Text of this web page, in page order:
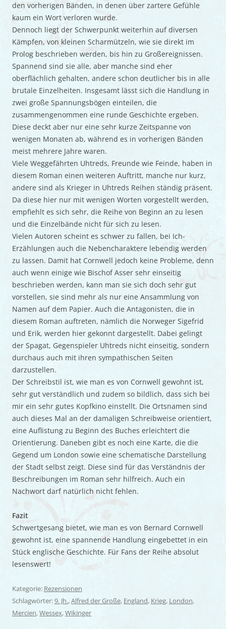
den vorherigen Bänden, in denen über zartere Gefühle
kaum ein Wort verloren wurde.
Dennoch liegt der Schwerpunkt weiterhin auf diversen
Kämpfen, von kleinen Scharmützeln, wie sie direkt im
Prolog beschrieben werden, bis hin zu Großereignissen.
Spannend sind sie alle, aber manche sind eher
oberflächlich gehalten, andere schon deutlicher bis in alle
brutale Einzelheiten. Insgesamt lässt sich die Handlung in
zwei große Spannungsbögen einteilen, die
zusammengenommen eine runde Geschichte ergeben.
Diese deckt aber nur eine sehr kurze Zeitspanne von
wenigen Monaten ab, während es in vorherigen Bänden
meist mehrere Jahre waren.
Viele Weggefährten Uhtreds, Freunde wie Feinde, haben in
diesem Roman einen weiteren Auftritt, manche nur kurz,
andere sind als Krieger in Uhtreds Reihen ständig präsent.
Da diese hier nur mit wenigen Worten vorgestellt werden,
empfiehlt es sich sehr, die Reihe von Beginn an zu lesen
und die Einzelbände nicht für sich zu lesen.
Vielen Autoren scheint es schwer zu fallen, bei Ich-
Erzählungen auch die Nebencharaktere lebendig werden
zu lassen. Damit hat Cornwell jedoch keine Probleme, denn
auch wenn einige wie Bischof Asser sehr einseitig
beschrieben werden, kann man sie sich doch sehr gut
vorstellen, sie sind mehr als nur eine Ansammlung von
Namen auf dem Papier. Auch die Antagonisten, die in
diesem Roman auftreten, nämlich die Norweger Sigefrid
und Erik, werden hier gekonnt dargestellt. Dabei gelingt
der Spagat, Gegenspieler Uhtreds nicht einseitig, sondern
durchaus auch mit ihren sympathischen Seiten
darzustellen.
Der Schreibstil ist, wie man es von Cornwell gewohnt ist,
sehr gut verständlich und zudem so bildlich, dass sich bei
mir ein sehr gutes Kopfkino einstellt. Die Ortsnamen sind
auch dieses Mal an der damaligen Schreibweise orientiert,
eine Auflistung zu Beginn des Buches erleichtert die
Orientierung. Daneben gibt es noch eine Karte, die die
Gegend um London sowie eine schematische Darstellung
der Stadt selbst zeigt. Diese sind für das Verständnis der
Beschreibungen im Roman sehr hilfreich. Auch ein
Nachwort darf natürlich nicht fehlen.
Fazit
Schwertgesang bietet, wie man es von Bernard Cornwell
gewohnt ist, eine spannende Handlung eingebettet in ein
Stück englische Geschichte. Für Fans der Reihe absolut
lesenswert!
Kategorie: Rezensionen
Schlagwörter:9. Jh.,Alfred der Große, England, Krieg, London,
Mercien,Wessex,Wikinger